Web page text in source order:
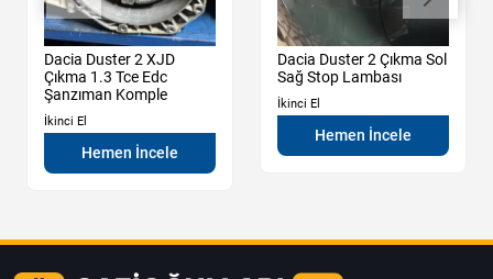
Dacia Duster 2 XJD
Çıkma 1.3 Tce Edc
Şanzıman Komple
İkinci El
Hemen İncele
Dacia Duster 2 Çıkma Sol
Sağ Stop Lambası
İkinci El
Hemen İncele